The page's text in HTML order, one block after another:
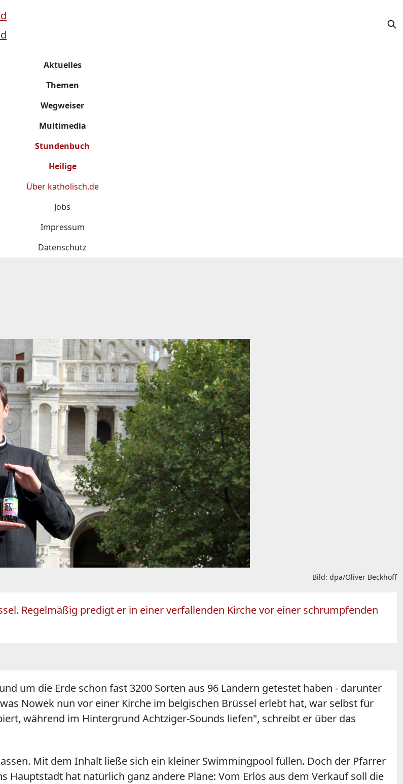
Aktuelles
Themen
Wegweiser
Multimedia
Stundenbuch
Heilige
Über katholisch.de
Jobs
Impressum
Datenschutz
Bild: dpa/Oliver Beckhoff
Regelmäßig predigt er in einer verfallenden Kirche vor einer schrumpfenden
um die Erde schon fast 3200 Sorten aus 96 Ländern getestet haben - darunter
Nowek nun vor einer Kirche im belgischen Brüssel erlebt hat, war selbst für
während im Hintergrund Achtziger-Sounds liefen", schreibt er über das
Mit dem Inhalt ließe sich ein kleiner Swimmingpool füllen. Doch der Pfarrer
Hauptstadt hat natürlich ganz andere Pläne: Vom Erlös aus dem Verkauf soll die